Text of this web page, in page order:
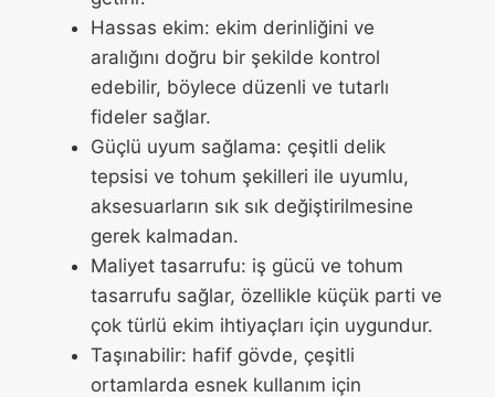
Hassas ekim: ekim derinliğini ve
aralığını doğru bir şekilde kontrol
edebilir, böylece düzenli ve tutarlı
fideler sağlar.
Güçlü uyum sağlama: çeşitli delik
tepsisi ve tohum şekilleri ile uyumlu,
aksesuarların sık sık değiştirilmesine
gerek kalmadan.
Maliyet tasarrufu: iş gücü ve tohum
tasarrufu sağlar, özellikle küçük parti ve
çok türlü ekim ihtiyaçları için uygundur.
Taşınabilir: hafif gövde, çeşitli
ortamlarda esnek kullanım için